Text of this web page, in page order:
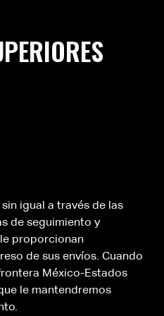
igual a través de las
de seguimiento y
proporcionan
de sus envíos. Cuando
México-Estados
le mantendremos